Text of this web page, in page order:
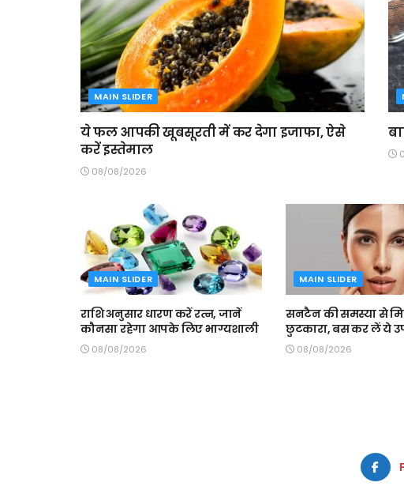
MAIN SLIDER
ये फल आपकी खूबसूरती में कर देगा इजाफा, ऐसे
करें इस्तेमाल
08/08/2026
MAIN SLIDER
राशि अनुसार धारण करें रत्न, जानें
कौनसा रहेगा आपके लिए भाग्यशाली
08/08/2026
MAIN SLIDER
सनटैन की समस्या से
छुटकारा, बस कर लें ये
08/08/2026